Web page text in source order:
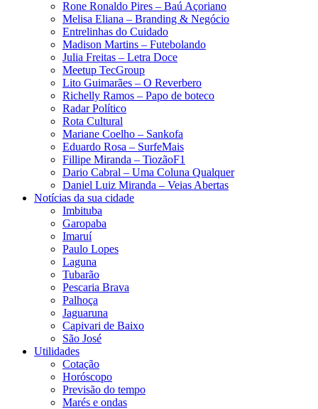
Rone Ronaldo Pires – Baú Açoriano
Melisa Eliana – Branding & Negócio
Entrelinhas do Cuidado
Madison Martins – Futebolando
Julia Freitas​ – Letra Doce
Meetup TecGroup
Lito Guimarães – O Reverbero
Richelly Ramos​ – Papo de boteco
Radar Político
Rota Cultural
Mariane Coelho – Sankofa
Eduardo Rosa​ – SurfeMais
Fillipe Miranda – TiozãoF1
Dario Cabral – Uma Coluna Qualquer
Daniel Luiz Miranda – Veias Abertas
Notícias da sua cidade
Imbituba
Garopaba
Imaruí
Paulo Lopes
Laguna
Tubarão
Pescaria Brava
Palhoça
Jaguaruna
Capivari de Baixo
São José
Utilidades
Cotação
Horóscopo
Previsão do tempo
Marés e ondas